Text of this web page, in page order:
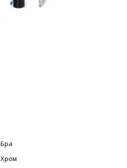
Бра
Хром